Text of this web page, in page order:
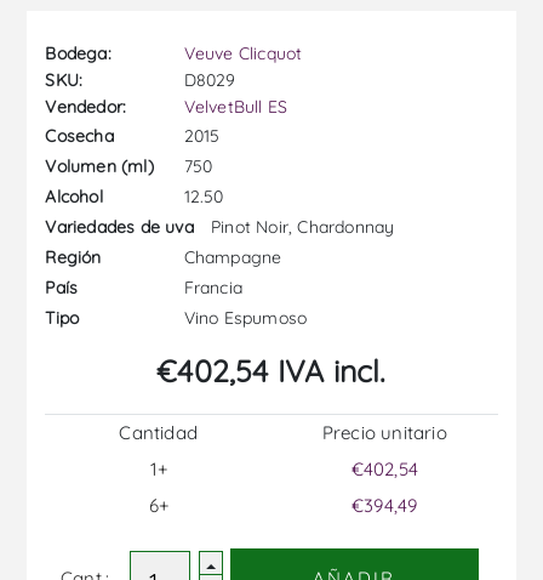
Bodega:
Veuve Clicquot
SKU:
D8029
Vendedor:
VelvetBull ES
Cosecha
2015
Volumen (ml)
750
Alcohol
12.50
Variedades de uva
Pinot Noir, Chardonnay
Región
Champagne
País
Francia
Tipo
Vino Espumoso
€402,54 IVA incl.
Cantidad
1+
6+
Precio unitario
€402,54
€394,49